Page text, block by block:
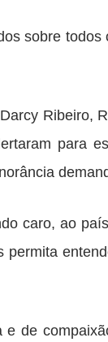
sobre todos
Ribeiro,
para
caro, ao
permita
e de